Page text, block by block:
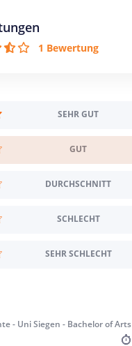
Wittgenstein
1 Bewertung
SEHR GUT
GUT
DURCHSCHNITT
SCHLECHT
SEHR SCHLECHT
- Uni Siegen - Bachelor of Arts